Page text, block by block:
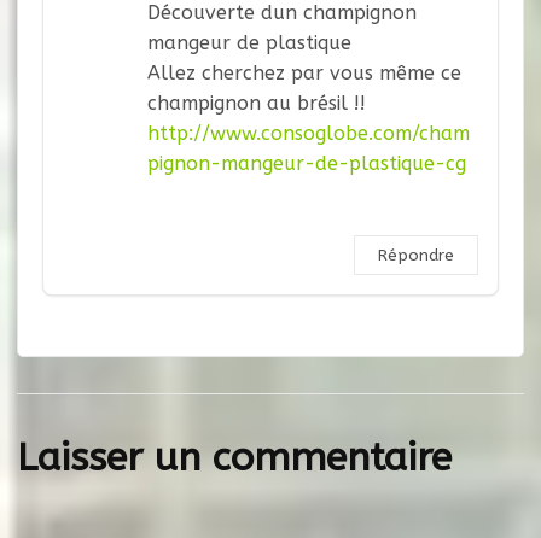
Découverte dun champignon
mangeur de plastique
Allez cherchez par vous même ce
champignon au brésil !!
http://www.consoglobe.com/cham
pignon-mangeur-de-plastique-cg
Répondre
Laisser un commentaire